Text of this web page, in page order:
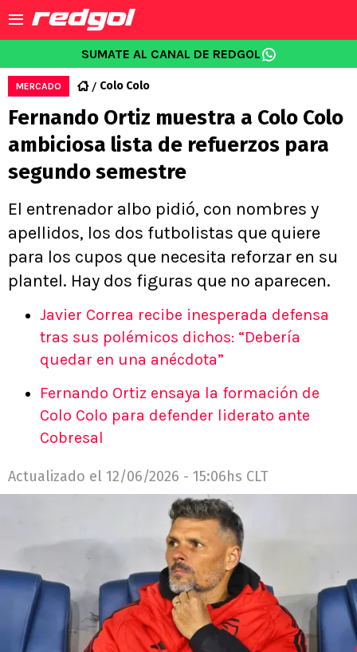
SUMATE AL CANAL DE REDGOL
MERCADO Colo Colo
Fernando Ortiz muestra a Colo Colo
ambiciosa lista de refuerzos para
segundo semestre
El entrenador albo pidió, con nombres y
apellidos, los dos futbolistas que quiere
para los cupos que necesita reforzar en su
plantel. Hay dos figuras que no aparecen.
Javier Correa recibe inesperada defensa
tras sus polémicos dichos: “Debería
quedar en una anécdota”
Fernando Ortiz ensaya la formación de
Colo Colo para defender liderato ante
Cobresal
Actualizado el 12/06/2026 - 15:06hs CLT